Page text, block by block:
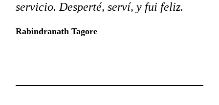
servicio. Desperté, serví, y fui feliz.
Rabindranath Tagore